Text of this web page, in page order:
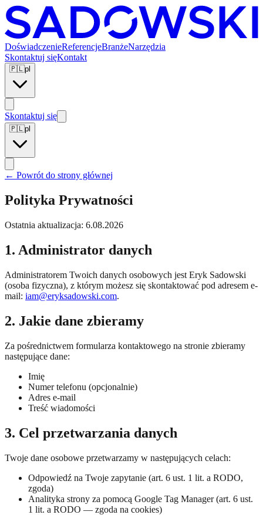
DoświadczenieReferencjeBranżeNarzędzia
Skontaktuj sięKontakt
🇵🇱pl
Skontaktuj się
🇵🇱pl
← Powrót do strony głównej
Polityka Prywatności
Ostatnia aktualizacja: 6.08.2026
1. Administrator danych
Administratorem Twoich danych osobowych jest Eryk Sadowski
(osoba fizyczna), z którym możesz się skontaktować pod adresem e-
mail: iam@eryksadowski.com.
2. Jakie dane zbieramy
Za pośrednictwem formularza kontaktowego na stronie zbieramy
następujące dane:
Imię
Numer telefonu (opcjonalnie)
Adres e-mail
Treść wiadomości
3. Cel przetwarzania danych
Twoje dane osobowe przetwarzamy w następujących celach:
Odpowiedź na Twoje zapytanie (art. 6 ust. 1 lit. a RODO,
zgoda)
Analityka strony za pomocą Google Tag Manager (art. 6 ust.
1 lit. a RODO — zgoda na cookies)